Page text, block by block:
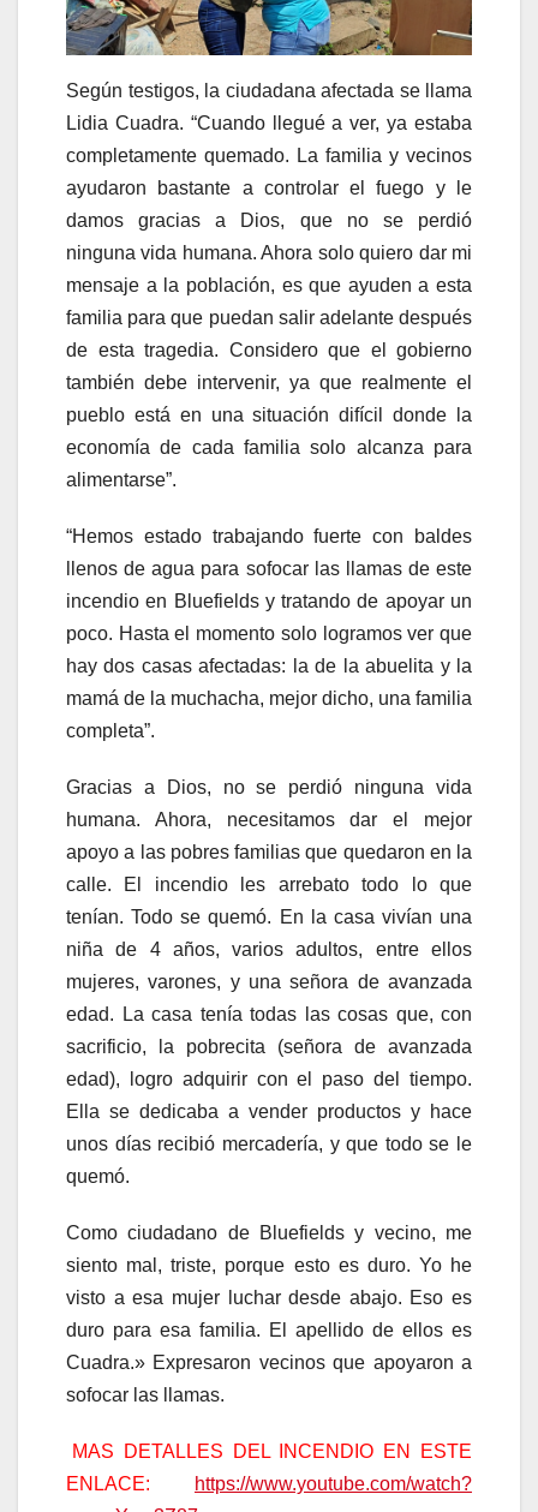
Según testigos, la ciudadana afectada se llama
Lidia Cuadra. “Cuando llegué a ver, ya estaba
completamente quemado. La familia y vecinos
ayudaron bastante a controlar el fuego y le
damos gracias a Dios, que no se perdió
ninguna vida humana. Ahora solo quiero dar mi
mensaje a la población, es que ayuden a esta
familia para que puedan salir adelante después
de esta tragedia. Considero que el gobierno
también debe intervenir, ya que realmente el
pueblo está en una situación difícil donde la
economía de cada familia solo alcanza para
alimentarse”.
“Hemos estado trabajando fuerte con baldes
llenos de agua para sofocar las llamas de este
incendio en Bluefields y tratando de apoyar un
poco. Hasta el momento solo logramos ver que
hay dos casas afectadas: la de la abuelita y la
mamá de la muchacha, mejor dicho, una familia
completa”.
Gracias a Dios, no se perdió ninguna vida
humana. Ahora, necesitamos dar el mejor
apoyo a las pobres familias que quedaron en la
calle. El incendio les arrebato todo lo que
tenían. Todo se quemó. En la casa vivían una
niña de 4 años, varios adultos, entre ellos
mujeres, varones, y una señora de avanzada
edad. La casa tenía todas las cosas que, con
sacrificio, la pobrecita (señora de avanzada
edad), logro adquirir con el paso del tiempo.
Ella se dedicaba a vender productos y hace
unos días recibió mercadería, y que todo se le
quemó.
Como ciudadano de Bluefields y vecino, me
siento mal, triste, porque esto es duro. Yo he
visto a esa mujer luchar desde abajo. Eso es
duro para esa familia. El apellido de ellos es
Cuadra.» Expresaron vecinos que apoyaron a
sofocar las llamas.
MAS DETALLES DEL INCENDIO EN ESTE
ENLACE:
https://www.youtube.com/watch?